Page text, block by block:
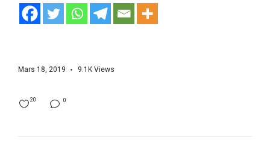
Mars 18, 2019 9.1K Views
0
20